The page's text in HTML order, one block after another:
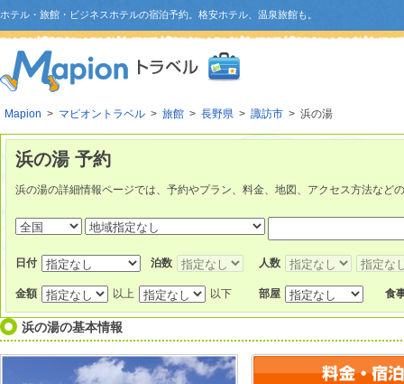
ホテル・旅館・ビジネスホテルの宿泊予約。格安ホテル、温泉旅館も。
Mapion > マピオントラベル > 旅館 > 長野県 > 諏訪市 > 浜の湯
浜の湯 予約
浜の湯の詳細情報ページでは、予約やプラン、料金、地図、アクセス方法など
日付 泊数 人数
金額 以上 以下 部屋 食
浜の湯の基本情報